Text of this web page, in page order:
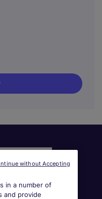
in a number of
and provide
without Accepting